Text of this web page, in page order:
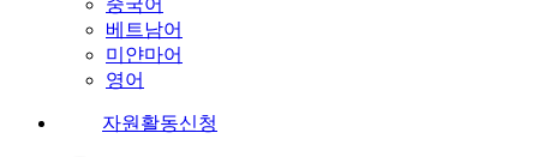
중국어
베트남어
미얀마어
영어
자원활동신청